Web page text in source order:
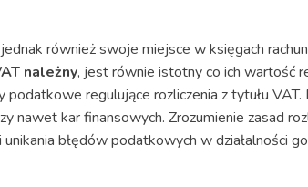
również swoje miejsce w księgach
należny, jest równie istotny co ich wartość
podatkowe regulujące rozliczenia z tytułu
nawet kar finansowych. Zrozumienie zasad
błędów podatkowych w działalności